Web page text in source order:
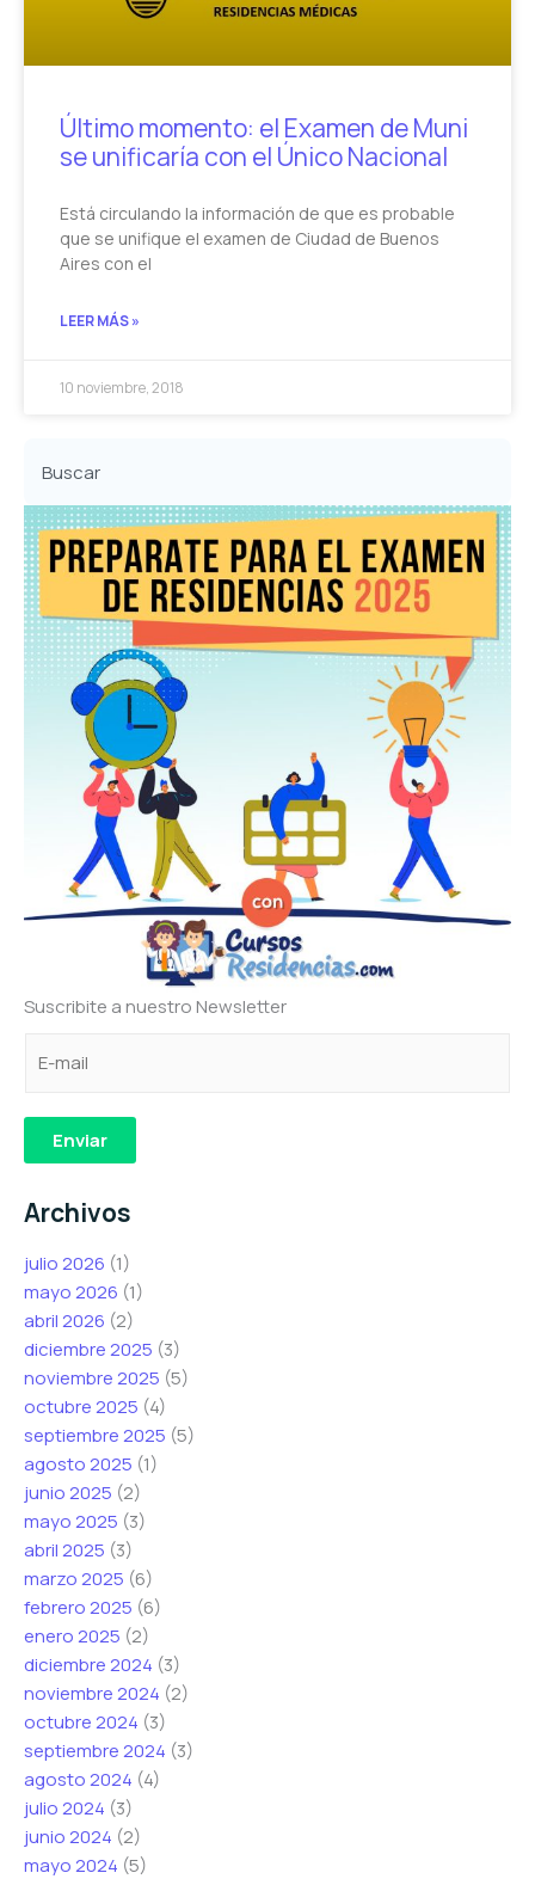
Último momento: el Examen de Muni
se unificaría con el Único Nacional
Está circulando la información de que es probable
que se unifique el examen de Ciudad de Buenos
Aires con el
LEER MÁS »
10 noviembre, 2018
Suscribite a nuestro Newsletter
e
C
r
r
e
o
e
l
e
c
t
r
ó
n
i
c
o
e
e
e
c
t
r
ó
n
i
c
o
e
e
e
c
t
r
ó
n
i
c
o
*
Enviar
Archivos
julio 2026 (1)
mayo 2026 (1)
abril 2026 (2)
diciembre 2025 (3)
noviembre 2025 (5)
octubre 2025 (4)
septiembre 2025 (5)
agosto 2025 (1)
junio 2025 (2)
mayo 2025 (3)
abril 2025 (3)
marzo 2025 (6)
febrero 2025 (6)
enero 2025 (2)
diciembre 2024 (3)
noviembre 2024 (2)
octubre 2024 (3)
septiembre 2024 (3)
agosto 2024 (4)
julio 2024 (3)
junio 2024 (2)
mayo 2024 (5)